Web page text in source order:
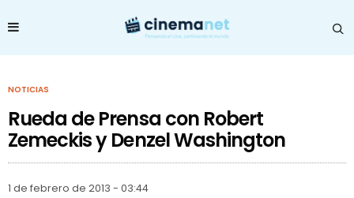
NOTICIAS
Rueda de Prensa con Robert
Zemeckis y Denzel Washington
1 de febrero de 2013 - 03:44